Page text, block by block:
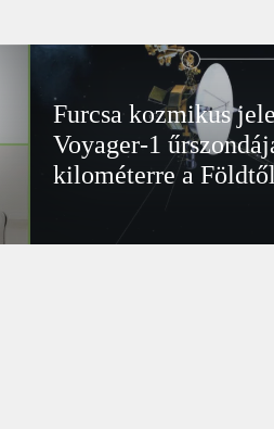
Furcsa kozmikus
Voyager-1
kilométerre a Földtől